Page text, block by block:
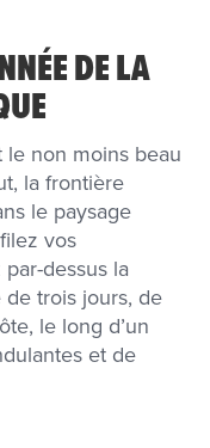
DE LA
le non moins beau
la frontière
le paysage
vos
dessus la
trois jours, de
le long d’un
et de